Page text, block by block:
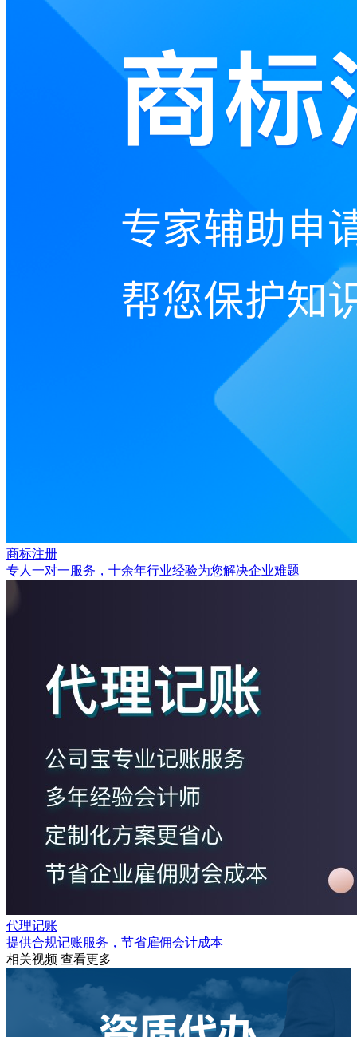
商标注册
专人一对一服务，十余年行业经验为您解决企业难题
代理记账
提供合规记账服务，节省雇佣会计成本
相关视频 查看更多